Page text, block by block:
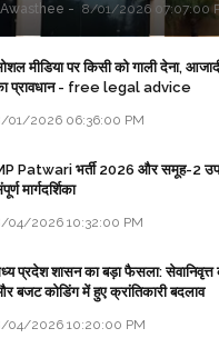
8/01/2026 07:07:00
मीडिया पर किसी को गाली देना,
प्रावधान - free legal advice
01/2026 06:36:00 PM
Patwari भर्ती 2026 और समूह-2
मार्गदर्शिका
04/2026 10:32:00 PM
प्रदेश शासन का बड़ा फैसला: सेवानिवृत्त
बजट कोडिंग में हुए क्रांतिकारी बदलाव
04/2026 10:20:00 PM